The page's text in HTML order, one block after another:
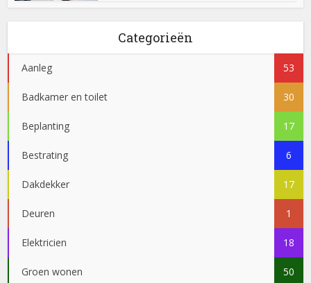
Categorieën
Aanleg 53
Badkamer en toilet 30
Beplanting 17
Bestrating 6
Dakdekker 17
Deuren 1
Elektricien 18
Groen wonen 50